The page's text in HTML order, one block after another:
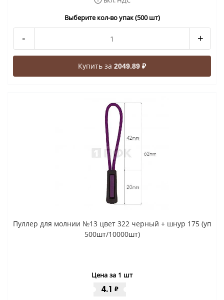
Выберите кол-во упак (500 шт)
- +
Купить за 2049.89 ₽
Пуллер для молнии №13 цвет 322 черный + шнур 175 (уп
500шт/10000шт)
Цена за 1 шт
4.1 ₽